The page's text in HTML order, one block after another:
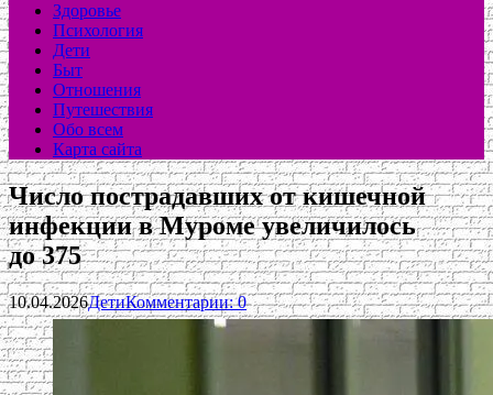
Здоровье
Психология
Дети
Быт
Отношения
Путешествия
Обо всем
Карта сайта
Число пострадавших от кишечной
инфекции в Муроме увеличилось
до 375
10.04.2026ДетиКомментарии: 0